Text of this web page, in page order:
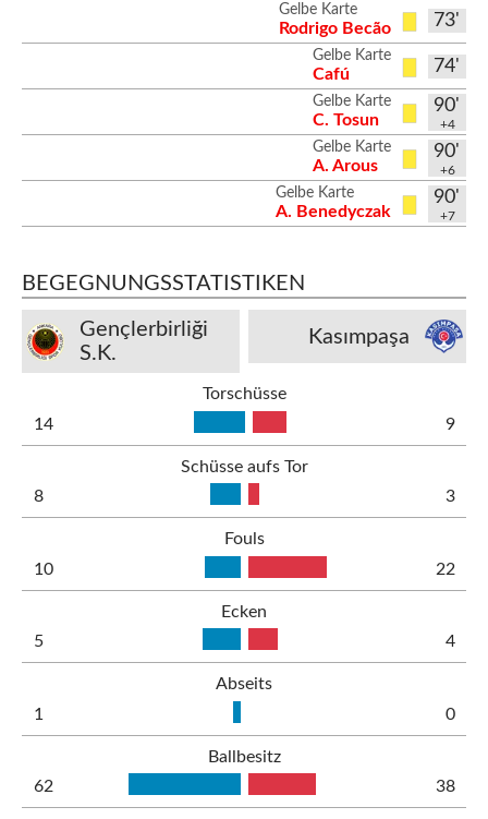
73'
Gelbe Karte
Rodrigo Becão
74'
Gelbe Karte
Cafú
90'
+4
Gelbe Karte
C. Tosun
90'
+6
Gelbe Karte
A. Arous
90'
+7
Gelbe Karte
A. Benedyczak
BEGEGNUNGSSTATISTIKEN
Gençlerbirliği
S.K.
Kasımpaşa
Torschüsse
14
9
Schüsse aufs Tor
8
3
Fouls
10
22
Ecken
5
4
Abseits
1
0
Ballbesitz
62
38